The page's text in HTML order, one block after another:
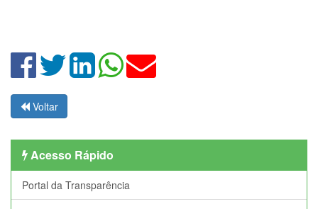
Voltar
Acesso Rápido
Portal da Transparência